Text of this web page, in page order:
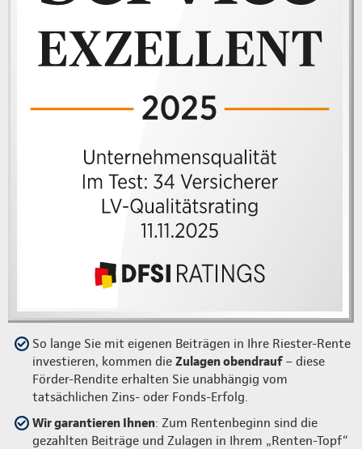
So lange Sie mit eigenen Beiträgen in Ihre Riester-Rente
investieren, kommen die Zulagen obendrauf– diese
Förder-Rendite erhalten Sie unabhängig vom
tatsächlichen Zins- oder Fonds-Erfolg.
Wir garantieren Ihnen: Zum Rentenbeginn sind die
gezahlten Beiträge und Zulagen in Ihrem „Renten-Topf“